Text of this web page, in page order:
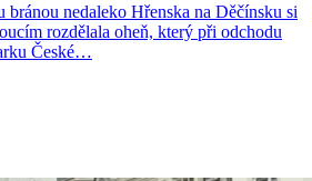
nedaleko Hřenska na Děčínsku si
rozdělala oheň, který při odchodu
České…